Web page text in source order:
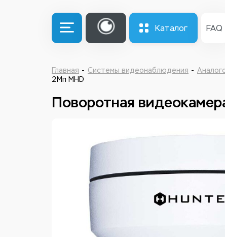
Каталог FAQ
Главная Системы видеонаблюдения
2Мп MHD
Поворотная